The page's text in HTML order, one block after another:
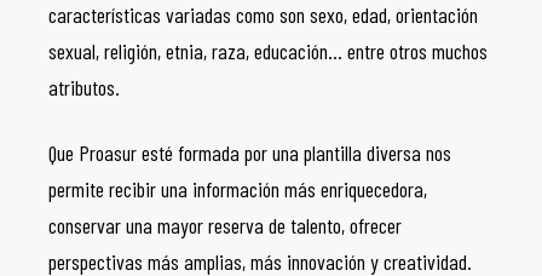
características variadas como son sexo, edad, orientación
sexual, religión, etnia, raza, educación… entre otros muchos
atributos.
Que Proasur esté formada por una plantilla diversa nos
permite recibir una información más enriquecedora,
conservar una mayor reserva de talento, ofrecer
perspectivas más amplias, más innovación y creatividad.